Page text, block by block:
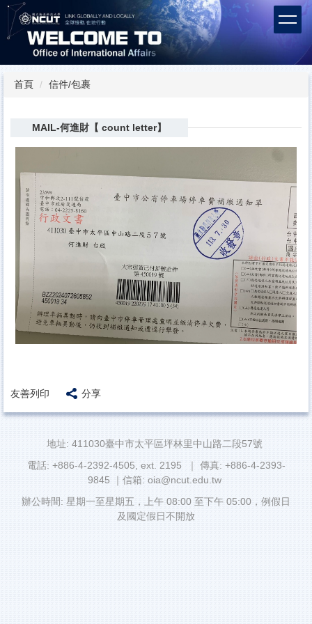
跳
到
主
內
容首頁 信件/包裹
MAIL-何進財【 count letter】
友善列印 分享
地址: 411030臺中市太平區坪林里中山路二段57號
電話: +886-4-2392-4505, ext. 2195 ｜ 傳真: +886-4-2393-
9845 ｜信箱: oia@ncut.edu.tw
辦公時間: 星期一至星期五，上午 08:00 至下午 05:00，例假日
及國定假日不開放